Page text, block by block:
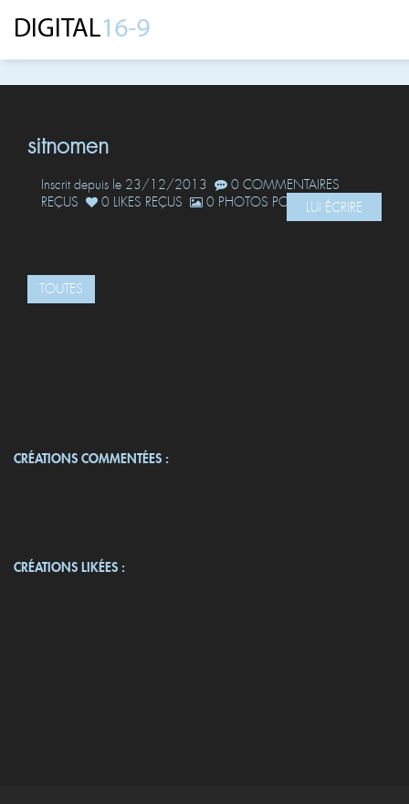
sitnomen
Inscrit depuis le 23/12/2013
0 COMMENTAIRES
REÇUS
0 LIKES REÇUS 0 PHOTOS POSTÉESLUI ÉCRIRE
TOUTES
CRÉATIONS COMMENTÉES :
CRÉATIONS LIKÉES :